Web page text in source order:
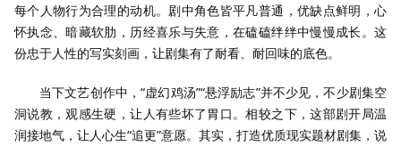
每个人物行为合理的动机。剧中角色皆平凡普通，优缺点鲜明，心
怀执念、暗藏软肋，历经喜乐与失意，在磕磕绊绊中慢慢成长。这
份忠于人性的写实刻画，让剧集有了耐看、耐回味的底色。
当下文艺创作中，“虚幻鸡汤”“悬浮励志”并不少见，不少剧集空
洞说教，观感生硬，让人有些坏了胃口。相较之下，这部剧开局温
润接地气，让人心生“追更”意愿。其实，打造优质现实题材剧集，说